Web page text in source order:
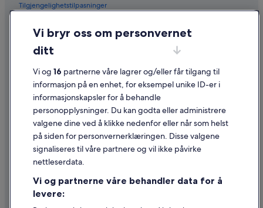
Tilgjengelighetstilpasninger
Juridisk informasjon / kontakt oss
Retningslinjer for innhold og rapportering av innhold
Hjelp
Kontakt oss
Avbestille eller endre bestillingen
Refusjonsprosessen og tidsrammer for refusjon
Vi bryr oss om personvernet
ditt
Vi og 16 partnerne våre lagrer og/eller får tilgang til
informasjon på en enhet, for eksempel unike ID-er i
informasjonskapsler for å behandle
personopplysninger. Du kan godta eller administrere
valgene dine ved å klikke nedenfor eller når som helst
på siden for personvernerklæringen. Disse valgene
signaliseres til våre partnere og vil ikke påvirke
nettleserdata.
Vi og partnerne våre behandler data for å
levere: